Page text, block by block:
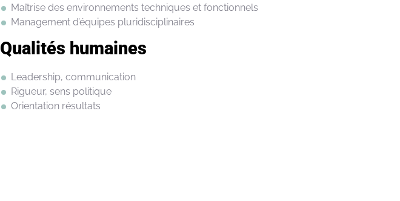
Maîtrise des environnements techniques et fonctionnels
Management d’équipes pluridisciplinaires
Qualités humaines
Leadership, communication
Rigueur, sens politique
Orientation résultats